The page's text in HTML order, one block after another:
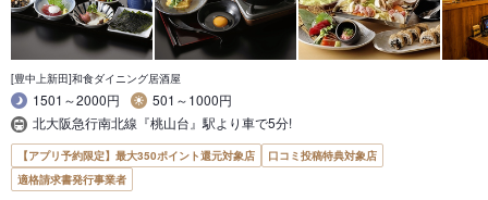
[豊中上新田]和食ダイニング居酒屋
1501～2000円
501～1000円
北大阪急行南北線『桃山台』駅より車で5分!
【アプリ予約限定】最大350ポイント還元対象店
口コミ投稿特典対象店
適格請求書発行事業者